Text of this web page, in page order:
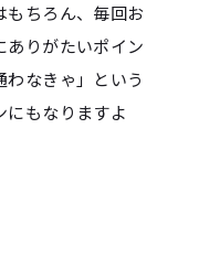
もちろん、毎回お
ありがたいポイン
わなきゃ」という
もなりますよ